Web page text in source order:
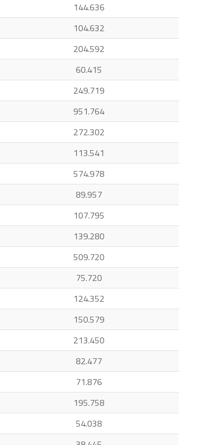
144.636
104.632
204.592
60.415
249.719
951.764
272.302
113.541
574.978
89.957
107.795
139.280
509.720
75.720
124.352
150.579
213.450
82.477
71.876
195.758
54.038